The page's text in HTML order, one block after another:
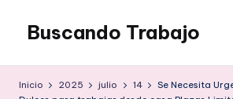
Saltar
contenido
Buscando Trabajo
Inicio 2025 julio 14
Se Necesita